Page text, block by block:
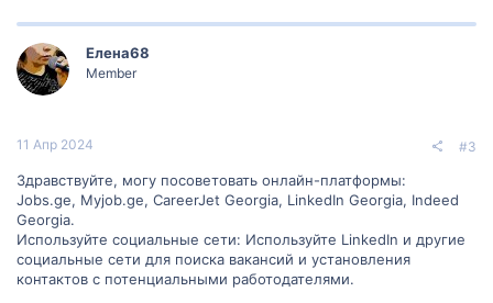
Елена68
Member
11 Апр 2024 #3
Здравствуйте, могу посоветовать онлайн-платформы:
Jobs.ge, Myjob.ge, CareerJet Georgia, LinkedIn Georgia, Indeed
Georgia.
Используйте социальные сети: Используйте LinkedIn и другие
социальные сети для поиска вакансий и установления
контактов с потенциальными работодателями.